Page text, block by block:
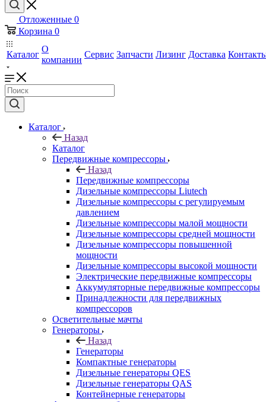
Отложенные 0
Корзина 0
Каталог
О
компании
Сервис Запчасти Лизинг Доставка
Каталог
Назад
Каталог
Передвижные компрессоры
Назад
Передвижные компрессоры
Дизельные компрессоры Liutech
Дизельные компрессоры с регулируемым
давлением
Дизельные компрессоры малой мощности
Дизельные компрессоры средней мощности
Дизельные компрессоры повышенной
мощности
Дизельные компрессоры высокой мощности
Электрические передвижные компрессоры
Аккумуляторные передвижные компрессоры
Принадлежности для передвижных
компрессоров
Осветительные мачты
Генераторы
Назад
Генераторы
Компактные генераторы
Дизельные генераторы QES
Дизельные генераторы QAS
Контейнерные генераторы